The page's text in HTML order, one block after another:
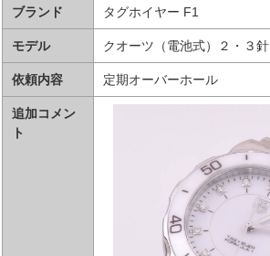
ブランド タグホイヤー F1
モデル クオーツ（電池式）２・３針
依頼内容 定期オーバーホール
追加コメン
ト